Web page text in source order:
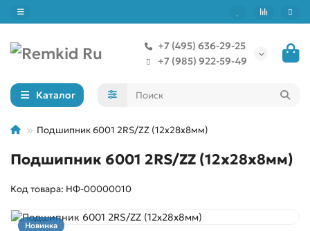
+7 (495) 636-29-25
+7 (985) 922-59-49
Каталог
Подшипник 6001 2RS/ZZ (12х28х8мм)
Подшипник 6001 2RS/ZZ (12х28х8мм)
Код товара: НФ-00000010
Новинка